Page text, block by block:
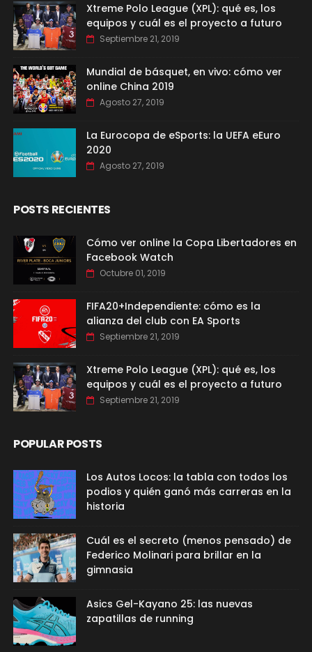
Xtreme Polo League (XPL): qué es, los
equipos y cuál es el proyecto a futuro
Septiembre 21, 2019
Mundial de básquet, en vivo: cómo ver
online China 2019
Agosto 27, 2019
La Eurocopa de eSports: la UEFA eEuro
2020
Agosto 27, 2019
POSTS RECIENTES
Cómo ver online la Copa Libertadores en
Facebook Watch
Octubre 01, 2019
FIFA20+Independiente: cómo es la
alianza del club con EA Sports
Septiembre 21, 2019
Xtreme Polo League (XPL): qué es, los
equipos y cuál es el proyecto a futuro
Septiembre 21, 2019
POPULAR POSTS
Los Autos Locos: la tabla con todos los
podios y quién ganó más carreras en la
historia
Cuál es el secreto (menos pensado) de
Federico Molinari para brillar en la
gimnasia
Asics Gel-Kayano 25: las nuevas
zapatillas de running